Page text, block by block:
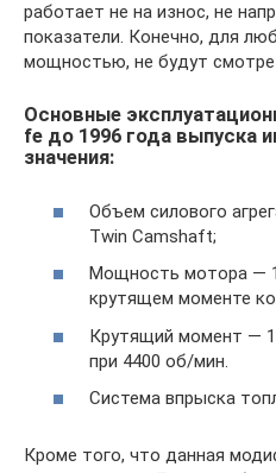
работает не на износ, не
показатели. Конечно, для
мощностью, не будут
Основные
fe до 1996 года выпуска
значения:
Объем силового
Twin Camshaft;
Мощность мотора —
крутящем моменте
Крутящий момент —
при 4400 об/мин.
Система впрыска
Кроме того, что данная